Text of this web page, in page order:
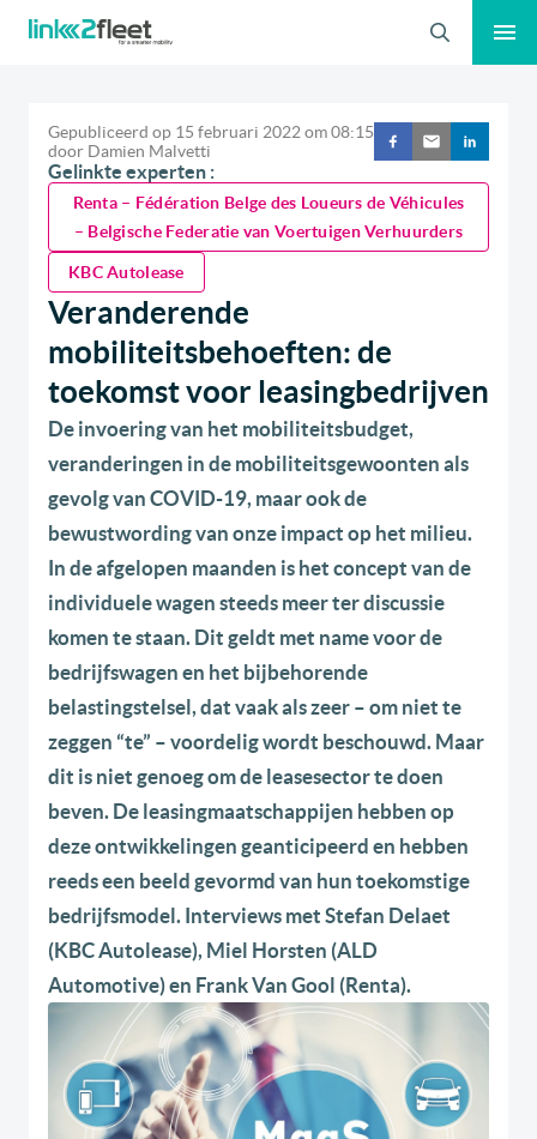
Zoeken
Gepubliceerd op 15 februari 2022om08:15
door Damien Malvetti
Gelinkte experten :
Renta – Fédération Belge des Loueurs de Véhicules
– Belgische Federatie van Voertuigen Verhuurders
KBC Autolease
Veranderende
mobiliteitsbehoeften: de
toekomst voor leasingbedrijven
De invoering van het mobiliteitsbudget,
veranderingen in de mobiliteitsgewoonten als
gevolg van COVID-19, maar ook de
bewustwording van onze impact op het milieu.
In de afgelopen maanden is het concept van de
individuele wagen steeds meer ter discussie
komen te staan. Dit geldt met name voor de
bedrijfswagen en het bijbehorende
belastingstelsel, dat vaak als zeer – om niet te
zeggen “te” – voordelig wordt beschouwd. Maar
dit is niet genoeg om de leasesector te doen
beven. De leasingmaatschappijen hebben op
deze ontwikkelingen geanticipeerd en hebben
reeds een beeld gevormd van hun toekomstige
bedrijfsmodel. Interviews met Stefan Delaet
(KBC Autolease), Miel Horsten (ALD
Automotive) en Frank Van Gool (Renta).